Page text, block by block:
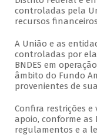
controladas pela
recursos
A União e as
controladas por
BNDES em
âmbito do Fundo
provenientes de
Confira restrições e
apoio, conforme as
regulamentos e a